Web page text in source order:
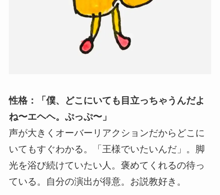
性格：「僕、どこにいても目立っちゃうんだよ
ね〜エヘヘ。ぷっぷ〜」
声が大きくオーバーリアクションだからどこに
いてもすぐわかる。「王様でいたいんだ」。脚
光を浴び続けていたい人。褒めてくれるの待っ
ている。自分の演出が得意。お説教好き。